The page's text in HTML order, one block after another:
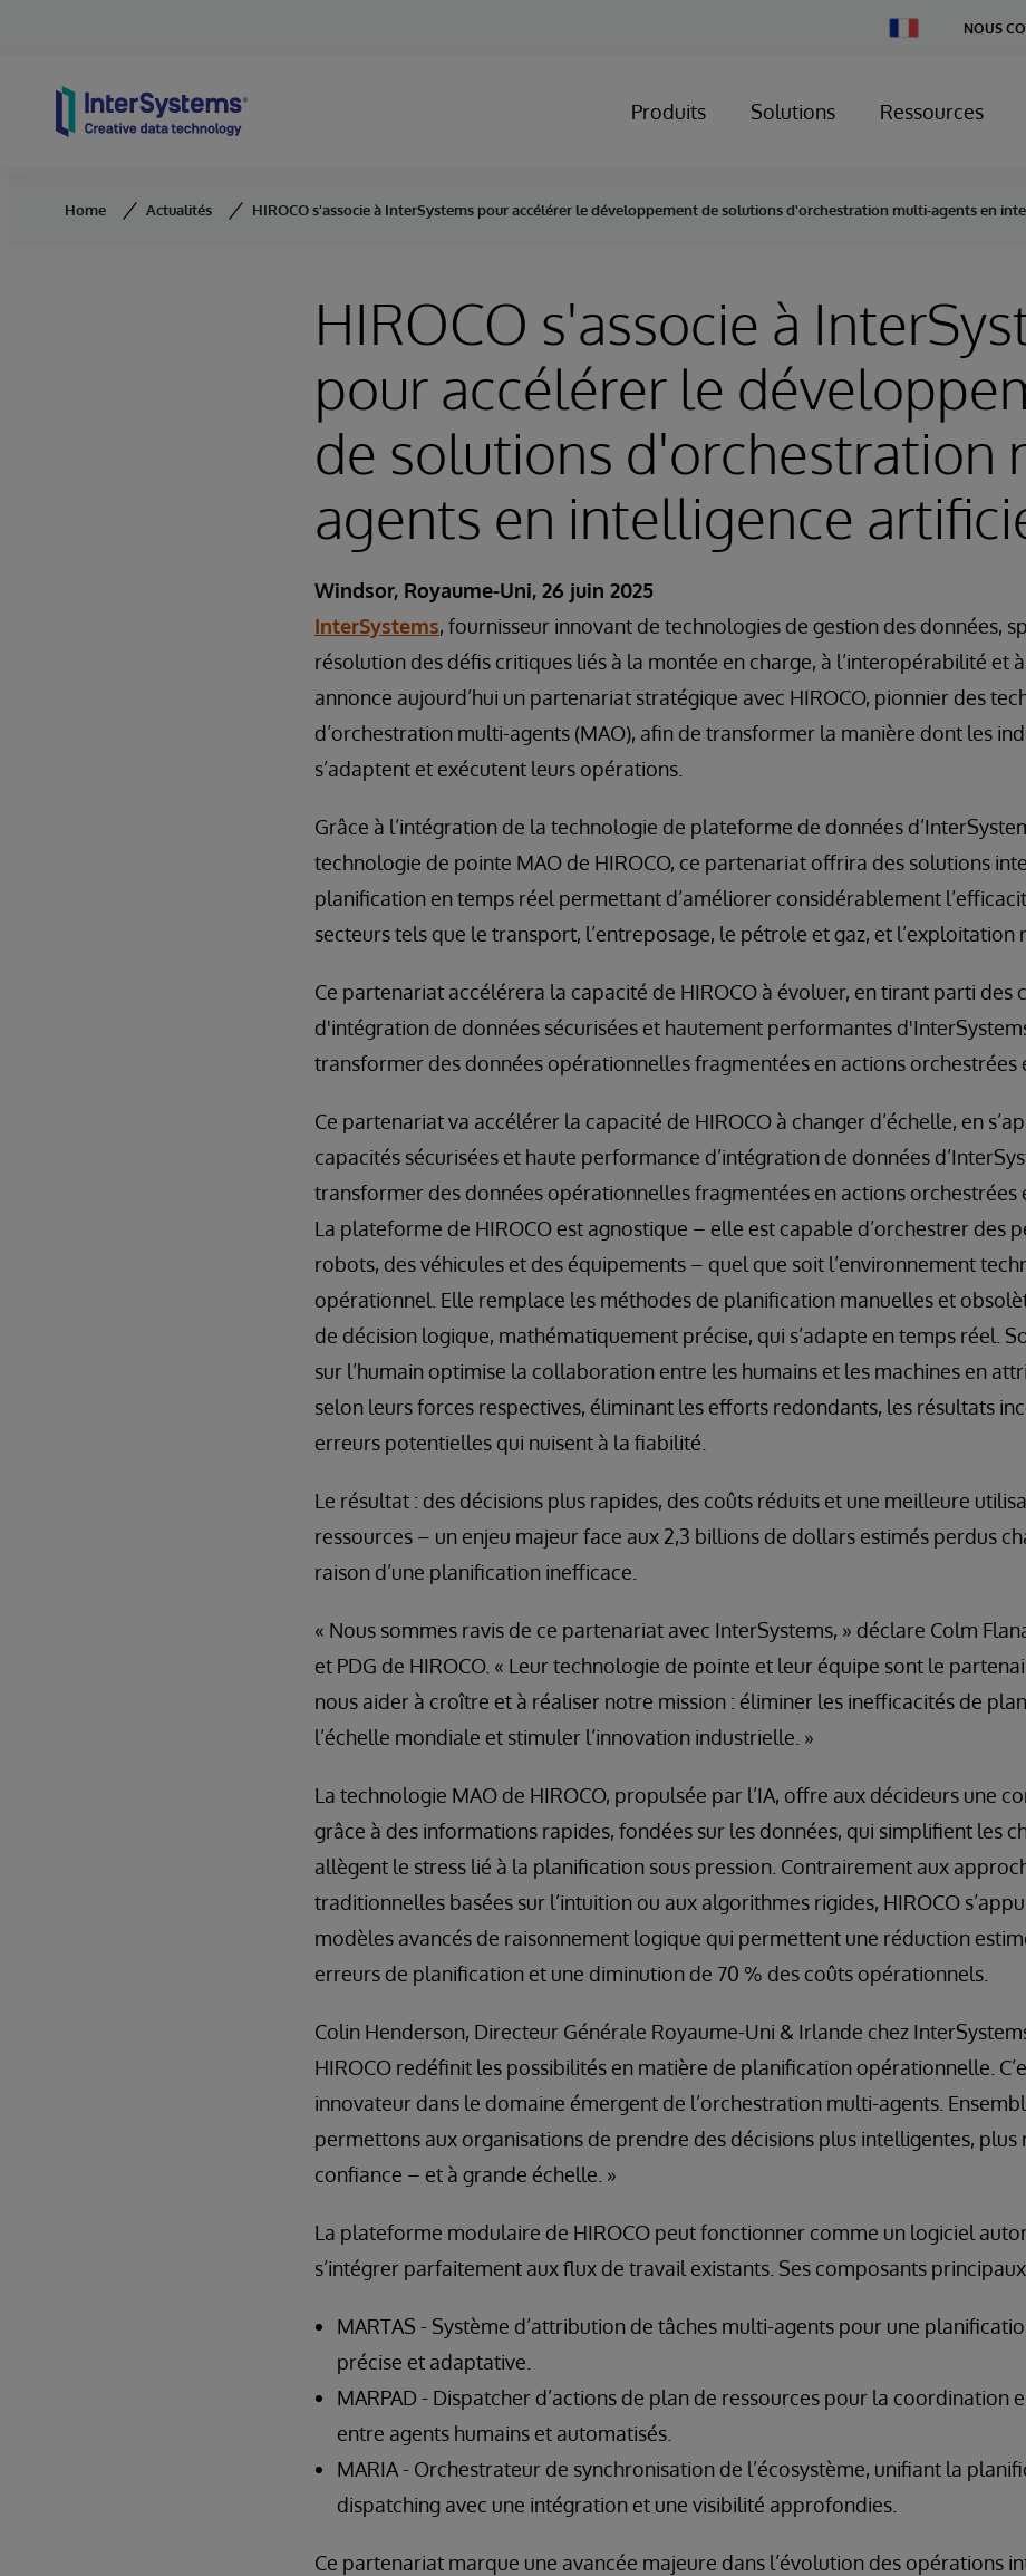
Country
NOUS
Produits Solutions Ressources
Home Actualités HIROCO s'associe à InterSystems pour accélérer le développement de solutions d'orchestration multi-agents en
HIROCO s'associe à
pour accélérer le
de solutions d'orchestration
agents en intelligence
Windsor, Royaume-Uni, 26 juin 2025
InterSystems, fournisseur innovant de technologies de gestion des données,
résolution des défis critiques liés à la montée en charge, à l’interopérabilité et
annonce aujourd’hui un partenariat stratégique avec HIROCO, pionnier des
d’orchestration multi-agents (MAO), afin de transformer la manière dont les
s’adaptent et exécutent leurs opérations.
Grâce à l’intégration de la technologie de plateforme de données
technologie de pointe MAO de HIROCO, ce partenariat offrira des solutions
planification en temps réel permettant d’améliorer considérablement
secteurs tels que le transport, l’entreposage, le pétrole et gaz, et l’exploitation
Ce partenariat accélérera la capacité de HIROCO à évoluer, en tirant parti des
d'intégration de données sécurisées et hautement performantes
transformer des données opérationnelles fragmentées en actions orchestrées
Ce partenariat va accélérer la capacité de HIROCO à changer d’échelle, en
capacités sécurisées et haute performance d’intégration de données
transformer des données opérationnelles fragmentées en actions orchestrées
La plateforme de HIROCO est agnostique – elle est capable d’orchestrer des
robots, des véhicules et des équipements – quel que soit l’environnement
opérationnel. Elle remplace les méthodes de planification manuelles et
de décision logique, mathématiquement précise, qui s’adapte en temps réel.
sur l’humain optimise la collaboration entre les humains et les machines en
selon leurs forces respectives, éliminant les efforts redondants, les résultats
erreurs potentielles qui nuisent à la fiabilité.
Le résultat : des décisions plus rapides, des coûts réduits et une meilleure
ressources – un enjeu majeur face aux 2,3 billions de dollars estimés perdus
raison d’une planification inefficace.
« Nous sommes ravis de ce partenariat avec InterSystems, » déclare Colm
et PDG de HIROCO. « Leur technologie de pointe et leur équipe sont le
nous aider à croître et à réaliser notre mission : éliminer les inefficacités de
l’échelle mondiale et stimuler l’innovation industrielle. »
La technologie MAO de HIROCO, propulsée par l’IA, offre aux décideurs une
grâce à des informations rapides, fondées sur les données, qui simplifient les
allègent le stress lié à la planification sous pression. Contrairement aux
traditionnelles basées sur l’intuition ou aux algorithmes rigides, HIROCO
modèles avancés de raisonnement logique qui permettent une réduction
erreurs de planification et une diminution de 70 % des coûts opérationnels.
Colin Henderson, Directeur Générale Royaume-Uni & Irlande chez
HIROCO redéfinit les possibilités en matière de planification opérationnelle.
innovateur dans le domaine émergent de l’orchestration multi-agents.
permettons aux organisations de prendre des décisions plus intelligentes, plus
confiance – et à grande échelle. »
La plateforme modulaire de HIROCO peut fonctionner comme un logiciel
s’intégrer parfaitement aux flux de travail existants. Ses composants
MARTAS - Système d’attribution de tâches multi-agents pour une
précise et adaptative.
MARPAD - Dispatcher d’actions de plan de ressources pour la coordination
entre agents humains et automatisés.
MARIA - Orchestrateur de synchronisation de l’écosystème, unifiant la
dispatching avec une intégration et une visibilité approfondies.
Ce partenariat marque une avancée majeure dans l’évolution des opérations